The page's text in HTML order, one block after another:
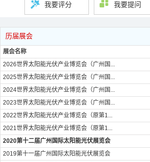
我要评分 我要提问
历届展会
展会名称
2026世界太阳能光伏产业博览会（广州国...
2025世界太阳能光伏产业博览会（广州国...
2024世界太阳能光伏产业博览会（广州国...
2023世界太阳能光伏产业博览会（广州国...
2022世界太阳能光伏产业博览会（原第1...
2021世界太阳能光伏产业博览会（原第1...
2020第十二届广州国际太阳能光伏展览会
2019第十一届广州国际太阳能光伏展览会